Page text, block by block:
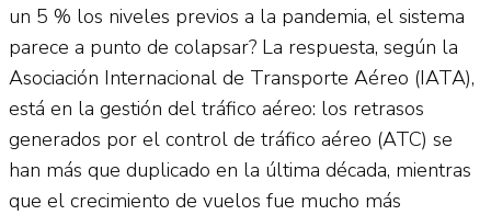
un 5 % los niveles previos a la pandemia, el sistema
parece a punto de colapsar? La respuesta, según la
Asociación Internacional de Transporte Aéreo (IATA),
está en la gestión del tráfico aéreo: los retrasos
generados por el control de tráfico aéreo (ATC) se
han más que duplicado en la última década, mientras
que el crecimiento de vuelos fue mucho más